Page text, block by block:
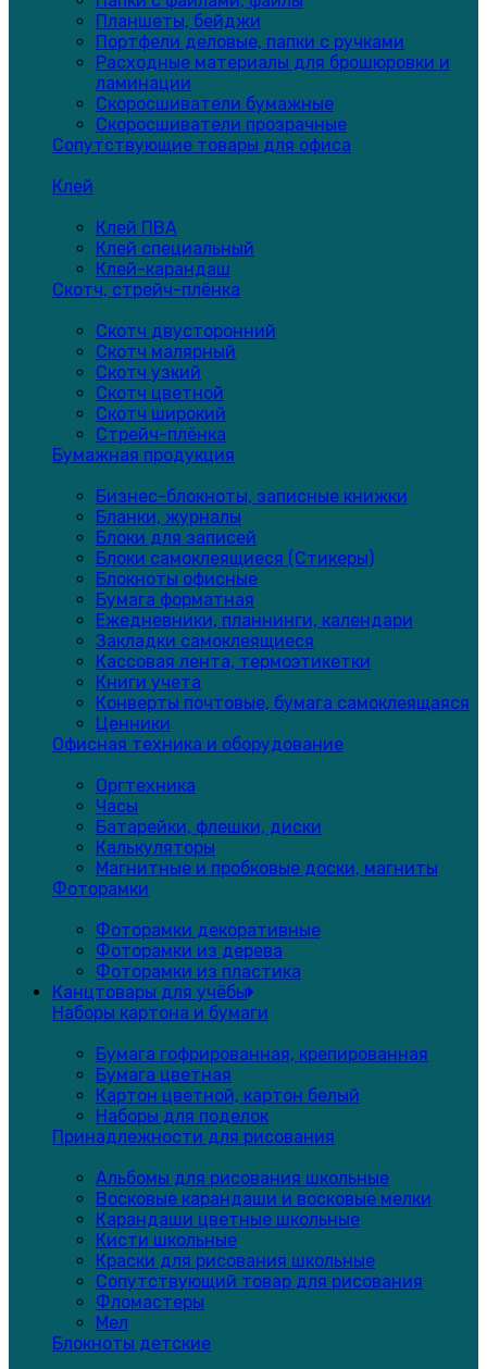
Планшеты, бейджи
Портфели деловые, папки с ручками
Расходные материалы для брошюровки и
ламинации
Скоросшиватели бумажные
Скоросшиватели прозрачные
Сопутствующие товары для офиса
Клей
Клей ПВА
Клей специальный
Клей-карандаш
Скотч, стрейч-плёнка
Скотч двусторонний
Скотч малярный
Скотч узкий
Скотч цветной
Скотч широкий
Стрейч-плёнка
Бумажная продукция
Бизнес-блокноты, записные книжки
Бланки, журналы
Блоки для записей
Блоки самоклеящиеся (Стикеры)
Блокноты офисные
Бумага форматная
Ежедневники, планнинги, календари
Закладки самоклеящиеся
Кассовая лента, термоэтикетки
Книги учета
Конверты почтовые, бумага самоклеящаяся
Ценники
Офисная техника и оборудование
Оргтехника
Часы
Батарейки, флешки, диски
Калькуляторы
Магнитные и пробковые доски, магниты
Фоторамки
Фоторамки декоративные
Фоторамки из дерева
Фоторамки из пластика
Канцтовары для учёбы
Наборы картона и бумаги
Бумага гофрированная, крепированная
Бумага цветная
Картон цветной, картон белый
Наборы для поделок
Принадлежности для рисования
Альбомы для рисования школьные
Восковые карандаши и восковые мелки
Карандаши цветные школьные
Кисти школьные
Краски для рисования школьные
Сопутствующий товар для рисования
Фломастеры
Мел
Блокноты детские